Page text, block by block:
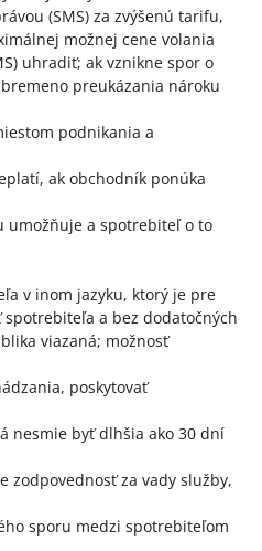
(SMS) za zvýšenú tarifu,
možnej cene volania
uhradiť; ak vznikne spor o
preukázania nároku
podnikania a
ak obchodník ponúka
umožňuje a spotrebiteľ o to
v inom jazyku, ktorý je pre
a bez dodatočných
viazaná; možnosť
poskytovať
nesmie byť dlhšia ako 30 dní
zodpovednosť za vady služby,
sporu medzi spotrebiteľom